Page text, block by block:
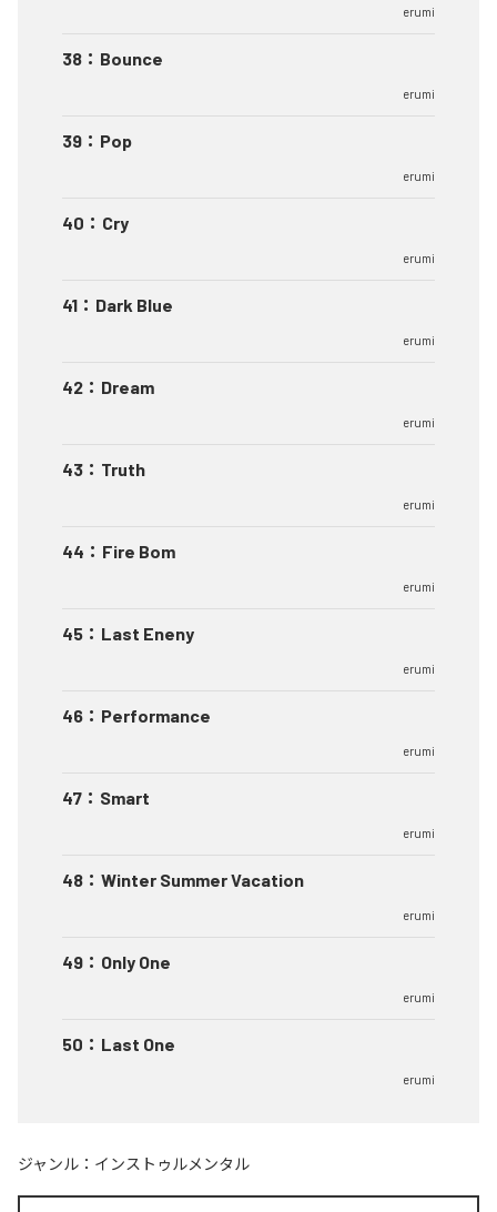
erumi
38 ： Bounce
erumi
39 ： Pop
erumi
40 ： Cry
erumi
41 ： Dark Blue
erumi
42 ： Dream
erumi
43 ： Truth
erumi
44 ： Fire Bom
erumi
45 ： Last Eneny
erumi
46 ： Performance
erumi
47 ： Smart
erumi
48 ： Winter Summer Vacation
erumi
49 ： Only One
erumi
50 ： Last One
erumi
ジャンル： インストゥルメンタル